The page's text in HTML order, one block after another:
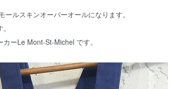
ールスキンオーバーオールになります。
ーLe Mont-St-Michel です。